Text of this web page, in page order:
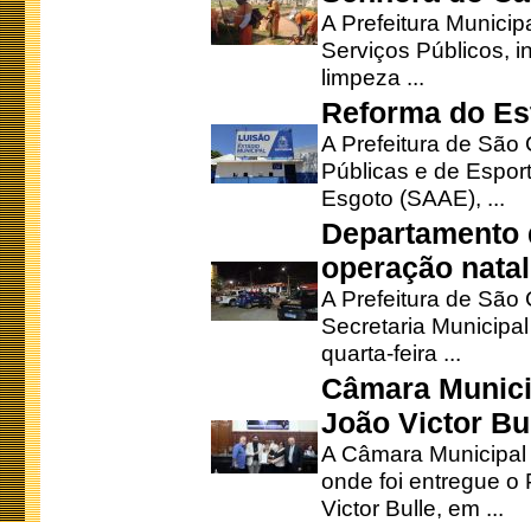
A Prefeitura
Serviços Públicos,
limpeza ...
Reforma do
A Prefeitura de São
Públicas e de
Esgoto (SAAE), ...
operação
A Prefeitura de São
Secretaria
quarta-feira ...
Câmara
João Victor
A Câmara
onde foi entregue o
Victor Bulle, em ...